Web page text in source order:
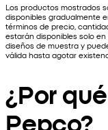
Los productos mostrados
disponibles gradualmente
términos de precio,
estarán disponibles solo
diseños de muestra y
válida hasta agotar
¿Por
Pepco?